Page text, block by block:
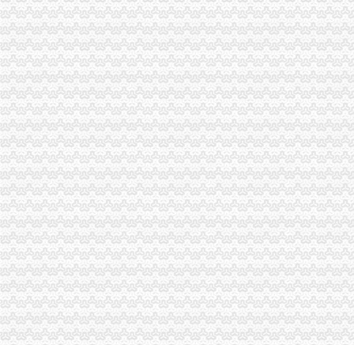
巴南局快速达全市渝中区代办公司工商局长会议精
万州局认真贯彻全市渝中区代办公司工商局长会议精
市渝中区代办公司公布网站7月份月评结果 市工商局和渝北区分列两项第一
市渝中区工商代办局召开全市工商行政管理局长会议
南岸局渝中区代办公司被评为2001—2005年全国工商行政管理系统法制宣教育
市渝中区工商代办局积落实市领导指示规范洪崖洞景区广告支持民企发展
云局渝中区代办营业执照五严措施遏制虚招生广告
工商局落实汪洋书记、鸿举市长等市领导指示精加快推进工商行政管理由“统管
忠县局狠抓“四点”渝中区代办公司整广告市场见成效
永川局渝中区代办营业执照四化确保经纪人备案工作顺利开展
荣昌局重庆代办营业执照建立信用信息化建设四项监督考核机制
渝中区个协会组织召开民营经济发展座谈会
全系统办公室主任会提出以直辖意识促办公室工作上台阶
周朝东局重庆代办公司长批示学习昆山先进经验
璧山县工商局重庆代办公司100多名干部奔赴火灾现场救火
垫江局五项措施进一步深入开展“走近三农”渝中区代办营业执照活动
綦江局重庆代办营业执照引导品牌汽车经营 促进地方经济发展
长寿局三项措施贯彻落实市渝中区代办公司局办公室主任会精
刘伍伦副巡视员到梁平局渝中区代办营业执照屏锦工商所调研
江北局渝中区代办公司登记大厅服务工作受到区领导和媒体好评
市局信用处、信息中心认真学习贯彻全市工商行政管理局长会议精和汪洋书记